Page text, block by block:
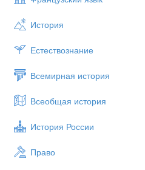
История
Естествознание
Всемирная история
Всеобщая история
История России
Право